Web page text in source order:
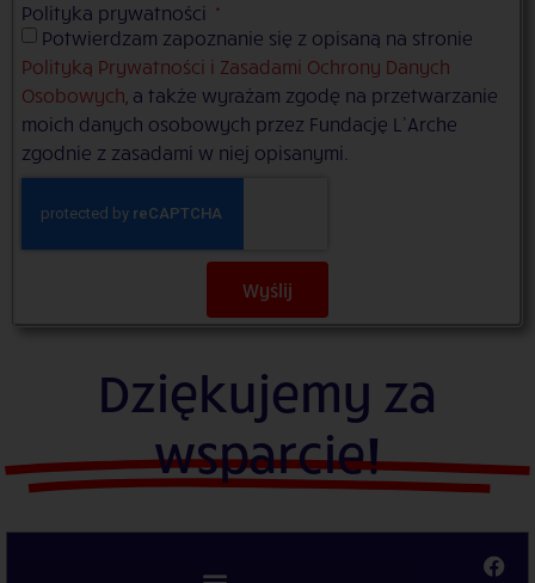
Polityka prywatności
Potwierdzam zapoznanie się z opisaną na stronie
Polityką Prywatności i Zasadami Ochrony Danych
Osobowych , a także wyrażam zgodę na przetwarzanie
moich danych osobowych przez Fundację L’Arche
zgodnie z zasadami w niej opisanymi.
Wyślij
Dziękujemy za
wsparcie!